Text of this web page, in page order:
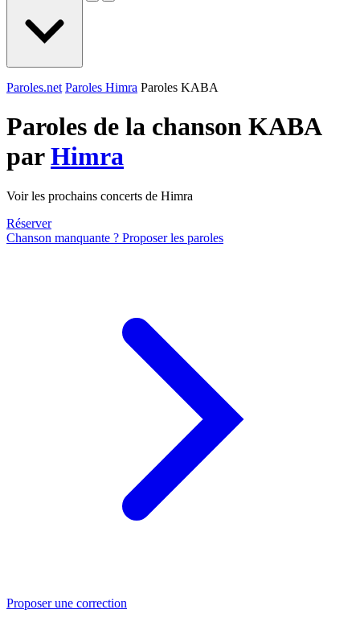
Paroles.net Paroles Himra Paroles KABA
Paroles de la chanson KABA
parHimra
Voir les prochains concerts de Himra
Réserver
Chanson manquante ? Proposer les paroles
Proposer une correction